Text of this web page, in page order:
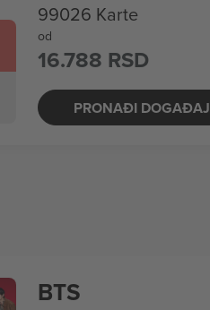
99026 Karte
od
16.788 RSD
PRONAĐI DOGAĐAJ
BTS